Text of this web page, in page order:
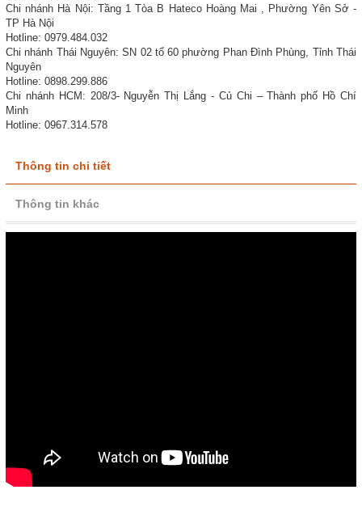
Chi nhánh Hà Nội: Tầng 1 Tòa B Hateco Hoàng Mai , Phường Yên Sở -
TP Hà Nội
Hotline: 0979.484.032
Chi nhánh Thái Nguyên: SN 02 tổ 60 phường Phan Đình Phùng, Tỉnh Thái
Nguyên
Hotline: 0898.299.886
Chi nhánh HCM: 208/3- Nguyễn Thị Lắng - Củ Chi – Thành phố Hồ Chí
Minh
Hotline: 0967.314.578
Thông tin chi tiết
Thông tin khác